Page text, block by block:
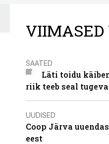
VIIMASED
SAATED
Läti toidu
riik teeb seal
UUDISED
Coop Järva
eest